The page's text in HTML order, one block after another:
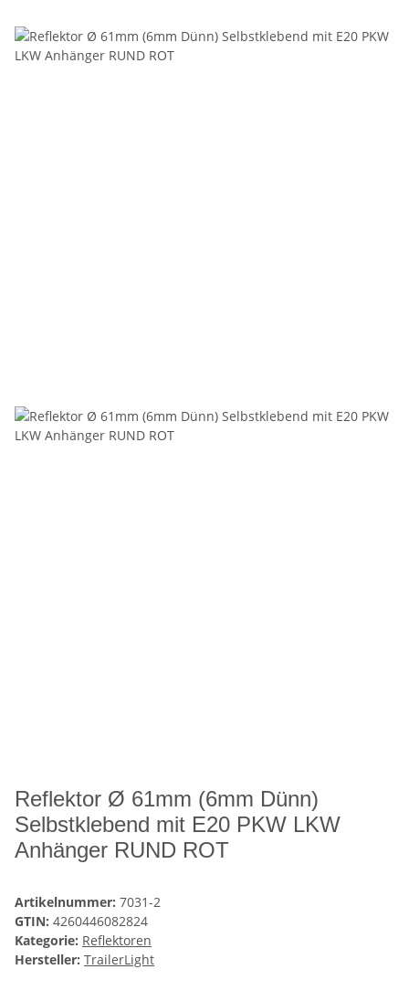
Reflektor Ø 61mm (6mm Dünn)
Selbstklebend mit E20 PKW LKW
Anhänger RUND ROT
Artikelnummer: 7031-2
GTIN: 4260446082824
Kategorie: Reflektoren
Hersteller: TrailerLight